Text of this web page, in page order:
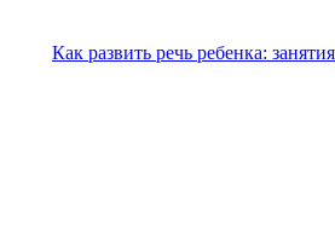
Как развить речь ребенка: